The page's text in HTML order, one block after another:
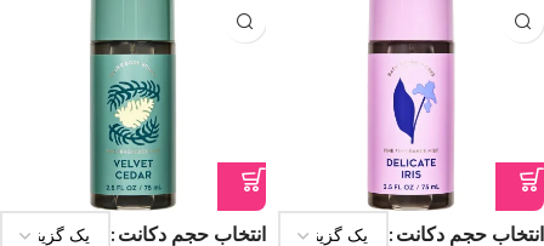
انتخاب حجم دکانت انتخاب حجم دکانت